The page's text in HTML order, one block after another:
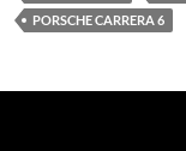
PORSCHE CARRERA 6